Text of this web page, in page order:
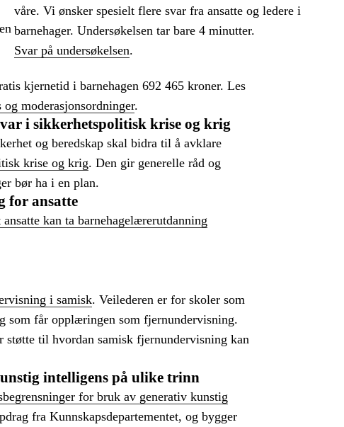
våre. Vi ønsker spesielt flere svar fra ansatte og ledere i
barnehager. Undersøkelsen tar bare 4 minutter.
Svar på undersøkelsen.
kjernetid i barnehagen 692 465 kroner. Les
moderasjonsordninger.
i sikkerhetspolitisk krise og krig
og beredskap skal bidra til å avklare
krise og krig. Den gir generelle råd og
bør ha i en plan.
for ansatte
kan ta barnehagelærerutdanning
i samisk. Veilederen er for skoler som
som får opplæringen som fjernundervisning.
til hvordan samisk fjernundervisning kan
intelligens på ulike trinn
for bruk av generativ kunstig
fra Kunnskapsdepartementet, og bygger